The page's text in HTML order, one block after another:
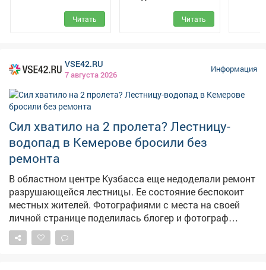
Читать Читать
VSE42.RU
7 августа 2026
Информация
Сил хватило на 2 пролета? Лестницу-
водопад в Кемерове бросили без
ремонта
В областном центре Кузбасса еще недоделали ремонт
разрушающейся лестницы. Ее состояние беспокоит
местных жителей. Фотографиями с места на своей
личной странице поделилась блогер и фотограф
Екатерина Комарова. – Читала, что ремонтируют
лестницу на Пионерском. Два пролёта сделали – и на